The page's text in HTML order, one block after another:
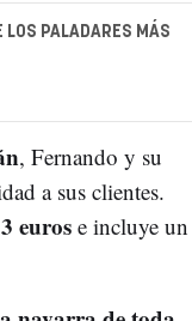
LOS PALADARES MÁS
, Fernando y su
a sus clientes.
eurose incluye un